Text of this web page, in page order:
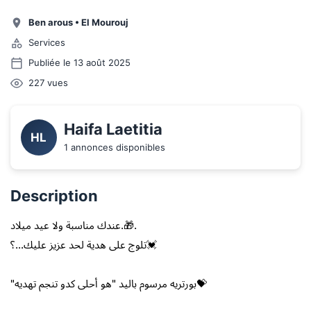
Ben arous • El Mourouj
Services
Publiée le 13 août 2025
227 vues
HL Haifa Laetitia
1 annonces disponibles
Description
عندك مناسبة ولا عيد ميلاد.🎁.
تلوج على هدية لحد عزيز عليك...؟💓
"بورتريه مرسوم باليد "هو أحلى كدو تنجم تهديه💝